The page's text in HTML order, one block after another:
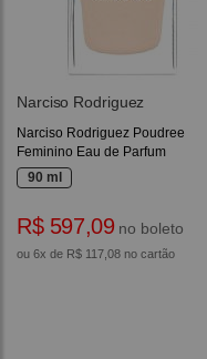
Narciso Rodriguez
Narciso Rodriguez Poudree
Feminino Eau de Parfum
90 ml
R$ 597,09 no boleto
ou 6x de R$ 117,08 no cartão